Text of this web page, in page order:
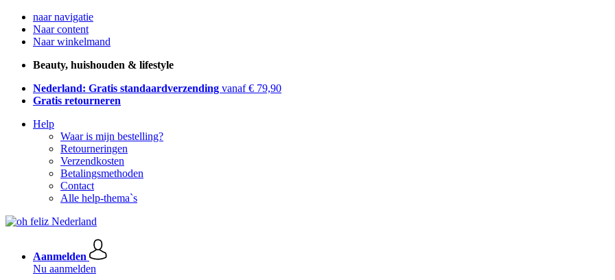
naar navigatie
Naar content
Naar winkelmand
Beauty, huishouden & lifestyle
Nederland: Gratis standaardverzending vanaf € 79,90
Gratis retourneren
Help
Waar is mijn bestelling?
Retourneringen
Verzendkosten
Betalingsmethoden
Contact
Alle help-thema`s
Aanmelden
Nu aanmelden